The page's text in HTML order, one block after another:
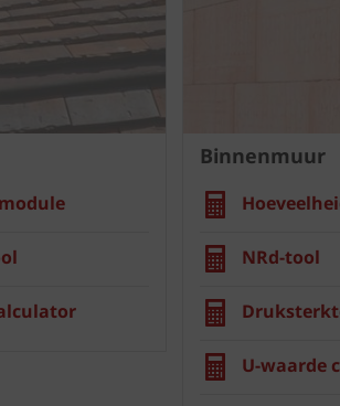
Binnenmuur
NRd-tool
U-waarde